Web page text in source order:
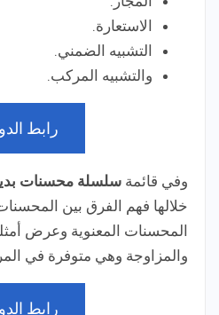
الاستعارة.
التشبيه الضمني.
والتشبيه المركب.
رابط
وفي قائمة سلسلة محسنات
خلالها فهم الفرق بين
المحسنات المعنوية وعرض
والمزاوجة وهي متوفرة في
رابط